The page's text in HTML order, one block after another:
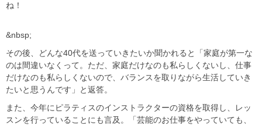
ね！
&nbsp;
その後、どんな40代を送っていきたいか聞かれると「家庭が第一な
のは間違いなくって。ただ、家庭だけなのも私らしくないし、仕事
だけなのも私らしくないので、バランスを取りながら生活していき
たいと思うんです」と返答。
また、今年にピラティスのインストラクターの資格を取得し、レッ
スンを行っていることにも言及。「芸能のお仕事をやっていても、